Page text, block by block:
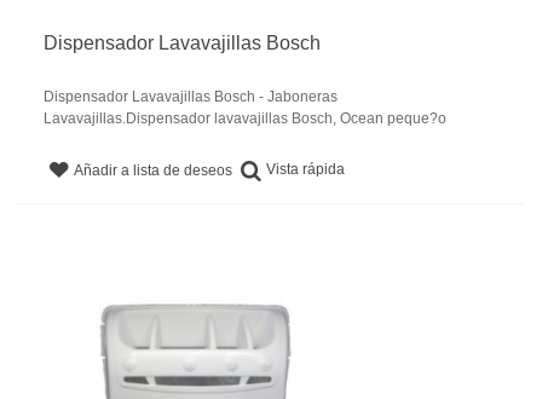
Dispensador Lavavajillas Bosch
Dispensador Lavavajillas Bosch - Jaboneras
Lavavajillas.Dispensador lavavajillas Bosch, Ocean peque?o
Añadir a lista de deseos Vista rápida